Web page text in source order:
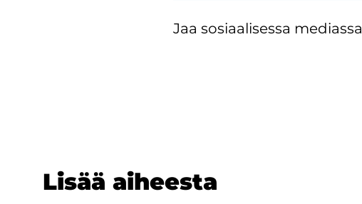
Jaa sosiaalisessa mediassa
Lisää ai­hees­ta